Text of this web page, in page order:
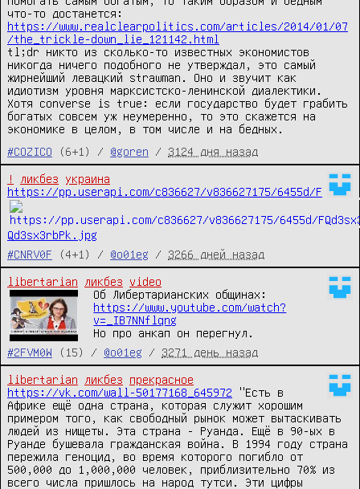
что-то достанется:
https://www.realclearpolitics.com/articles/2014/01/07
/the_trickle-down_lie_121142.html
tl;dr никто из сколько-то известных экономистов
никогда ничего подобного не утверждал, это самый
жирнейший левацкий strawman. Оно и звучит как
идиотизм уровня марксистско-ленинской диалектики.
Хотя converse is true: если государство будет грабить
богатых совсем уж неумеренно, то это скажется на
экономике в целом, в том числе и на бедных.
#COZICO
(6+1) / @goren / 3124 дня назад
! ликбез
украина
https://pp.userapi.com/c836627/v836627175/6455d/F
Qd3sx3rbPk.jpg
#CNRV0F
(4+1) / @o01eg / 3266 дней назад
libertarian ликбез
video
https://www.youtube.com/watch?
v=_IB7NNflqng
Но про анкап он перегнул.
#2FVM0W
(15) / @o01eg / 3271 день назад
libertarian ликбез
прекрасное
https://vk.com/wall-50177168_645972 "Есть в
Африке ещё одна страна, которая служит хорошим
примером того, как свободный рынок может вытаскивать
людей из нищеты. Эта страна - Руанда. Ещё в 90-ых в
Руанде бушевала гражданская война. В 1994 году страна
пережила геноцид, во время которого погибло от
500,000 до 1,000,000 человек, приблизительно 70% из
всего числа пришлось на народ тутси. Эти цифры